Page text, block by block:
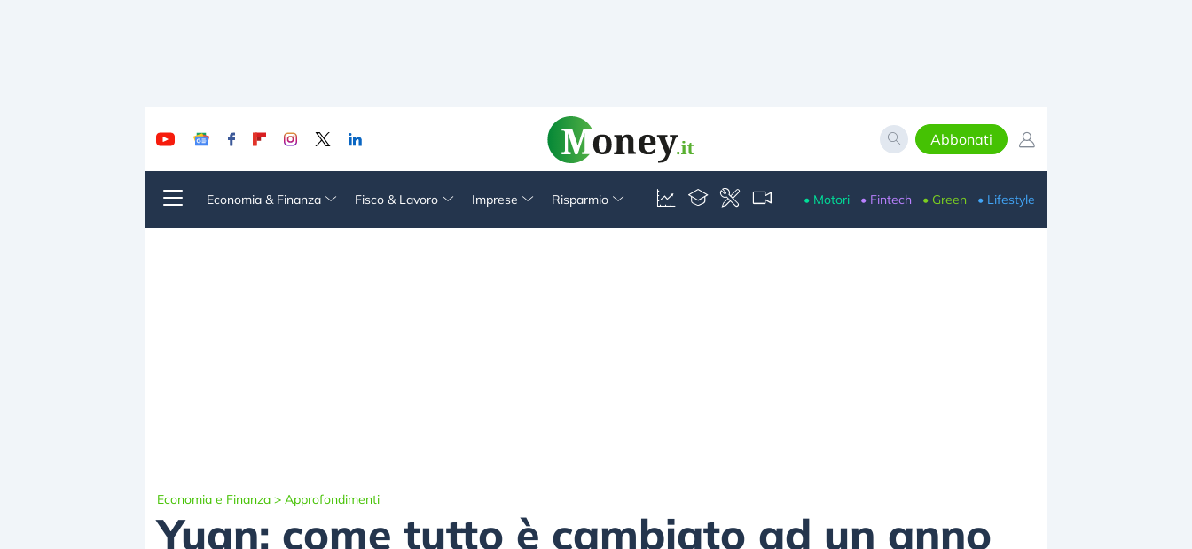
Abbonati
Economia & Finanza Fisco & Lavoro Imprese Risparmio • Motori • Fintech • Green • Lifestyle
Economia e Finanza > Approfondimenti
Yuan: come tutto è cambiato ad un anno